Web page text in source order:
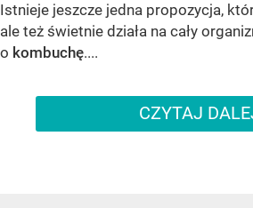
Istnieje jeszcze jedna propozycja,
ale też świetnie działa na cały
o kombuchę....
CZYTAJ